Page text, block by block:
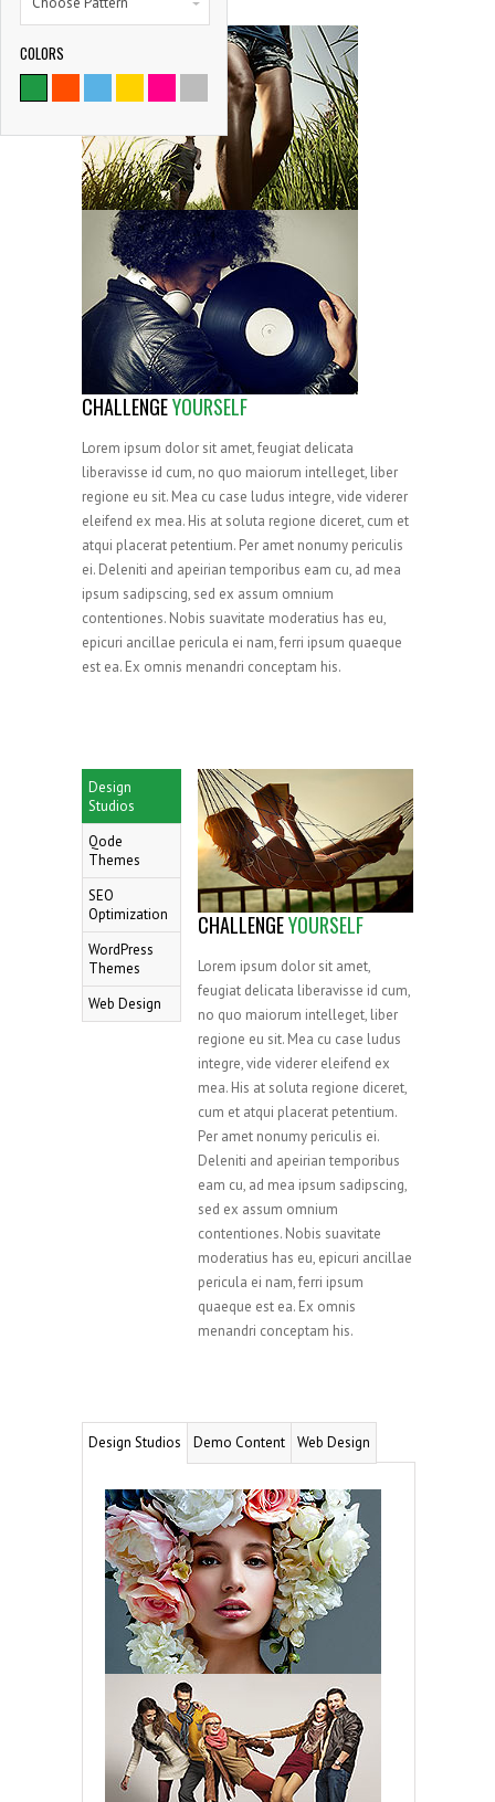
9786
SATISFIED CLIENTS
CHALLENGEYOURSELF
Lorem ipsum dolor sit amet, feugiat delicata
liberavisse id cum, no quo maiorum intelleget, liber
regione eu sit. Mea cu case ludus integre, vide viderer
eleifend ex mea. His at soluta regione diceret, cum et
atqui placerat petentium. Per amet nonumy periculis
ei. Deleniti and apeirian temporibus eam cu, ad mea
ipsum sadipscing, sed ex assum omnium
contentiones. Nobis suavitate moderatius has eu,
epicuri ancillae pericula ei nam, ferri ipsum quaeque
est ea. Ex omnis menandri conceptam his.
Design
Studios
Qode
Themes
SEO
Optimization
WordPress
Themes
Web Design
CHALLENGEYOURSELF
Lorem ipsum dolor sit amet,
feugiat delicata liberavisse id cum,
no quo maiorum intelleget, liber
regione eu sit. Mea cu case ludus
integre, vide viderer eleifend ex
mea. His at soluta regione diceret,
cum et atqui placerat petentium.
Per amet nonumy periculis ei.
Deleniti and apeirian temporibus
eam cu, ad mea ipsum sadipscing,
sed ex assum omnium
contentiones. Nobis suavitate
moderatius has eu, epicuri ancillae
pericula ei nam, ferri ipsum
quaeque est ea. Ex omnis
menandri conceptam his.
Design Studios Demo Content Web Design
COLORS